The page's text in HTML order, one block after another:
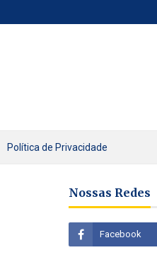
Política de Privacidade
Nossas Redes